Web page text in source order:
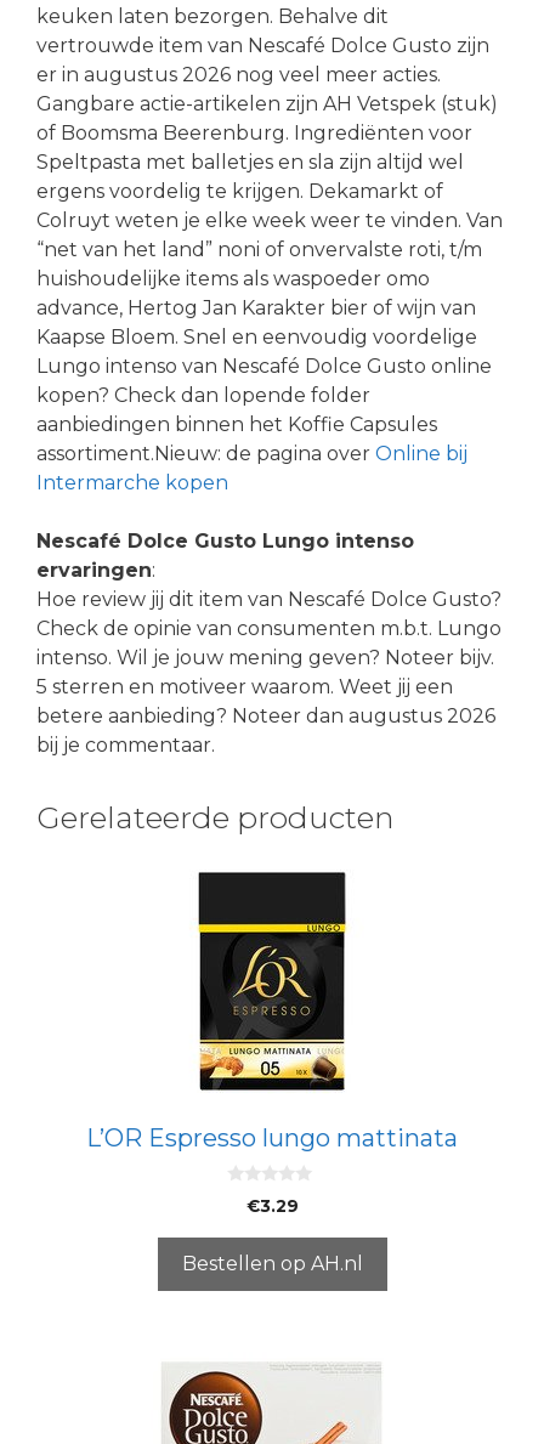
keuken laten bezorgen. Behalve dit
vertrouwde item van Nescafé Dolce Gusto zijn
er in augustus 2026 nog veel meer acties.
Gangbare actie-artikelen zijn AH Vetspek (stuk)
of Boomsma Beerenburg. Ingrediënten voor
Speltpasta met balletjes en sla zijn altijd wel
ergens voordelig te krijgen. Dekamarkt of
Colruyt weten je elke week weer te vinden. Van
“net van het land” noni of onvervalste roti, t/m
huishoudelijke items als waspoeder omo
advance, Hertog Jan Karakter bier of wijn van
Kaapse Bloem. Snel en eenvoudig voordelige
Lungo intenso van Nescafé Dolce Gusto online
kopen? Check dan lopende folder
aanbiedingen binnen het Koffie Capsules
assortiment.Nieuw: de pagina over Online bij
Intermarche kopen
Nescafé Dolce Gusto Lungo intenso
ervaringen:
Hoe review jij dit item van Nescafé Dolce Gusto?
Check de opinie van consumenten m.b.t. Lungo
intenso. Wil je jouw mening geven? Noteer bijv.
5 sterren en motiveer waarom. Weet jij een
betere aanbieding? Noteer dan augustus 2026
bij je commentaar.
Gerelateerde producten
L’OR Espresso lungo mattinata
5
€3.29
Bestellen op AH.nl